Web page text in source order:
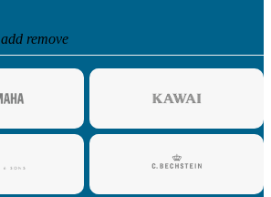
add remove